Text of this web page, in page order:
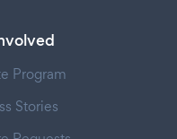
Program
Stories